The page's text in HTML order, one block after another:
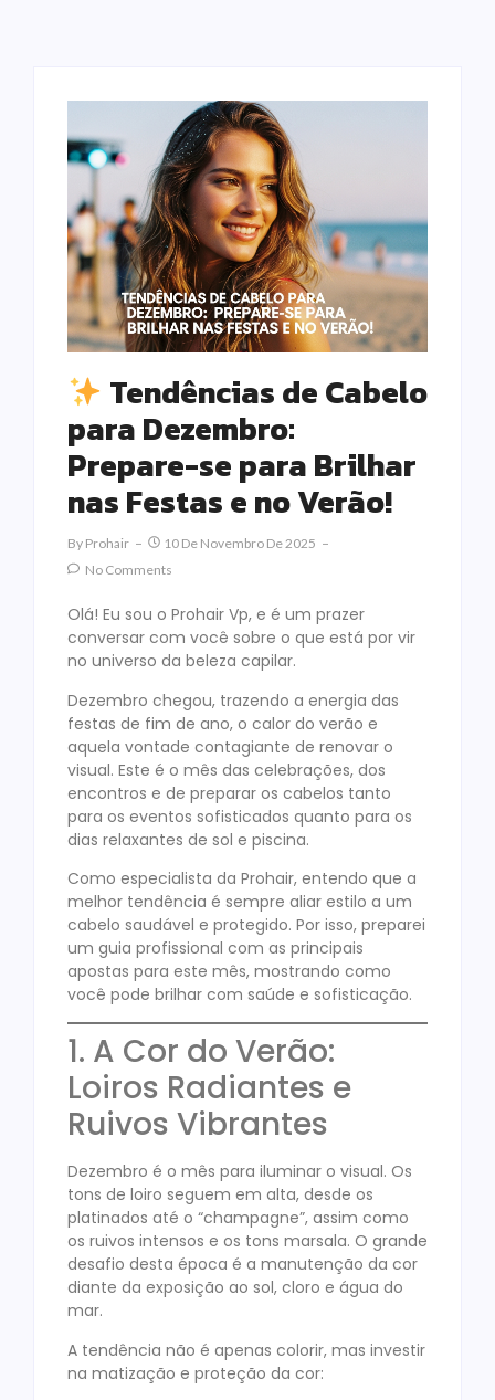
Tendências de Cabelo
para Dezembro:
Prepare-se para Brilhar
nas Festas e no Verão!
By Prohair
10 De Novembro De 2025
No Comments
Olá! Eu sou o Prohair Vp, e é um prazer
conversar com você sobre o que está por vir
no universo da beleza capilar.
Dezembro chegou, trazendo a energia das
festas de fim de ano, o calor do verão e
aquela vontade contagiante de renovar o
visual. Este é o mês das celebrações, dos
encontros e de preparar os cabelos tanto
para os eventos sofisticados quanto para os
dias relaxantes de sol e piscina.
Como especialista da Prohair, entendo que a
melhor tendência é sempre aliar estilo a um
cabelo saudável e protegido. Por isso, preparei
um guia profissional com as principais
apostas para este mês, mostrando como
você pode brilhar com saúde e sofisticação.
1. A Cor do Verão:
Loiros Radiantes e
Ruivos Vibrantes
Dezembro é o mês para iluminar o visual. Os
tons de loiro seguem em alta, desde os
platinados até o “champagne”, assim como
os ruivos intensos e os tons marsala. O grande
desafio desta época é a manutenção da cor
diante da exposição ao sol, cloro e água do
mar.
A tendência não é apenas colorir, mas investir
na matização e proteção da cor: